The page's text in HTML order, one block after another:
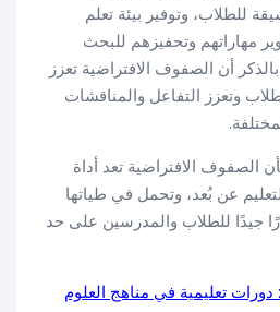
للطلاب، وتوفير بيئة تعلم
مهاراتهم وتحفيزهم للبحث
أن الصفوف الافتراضية تعزز
وتعزز التفاعل والمناقشات
الصفوف الافتراضية تعد أداة
عن بُعد، وتحمل في طياتها
جيدًا للطلاب والمدرسين على حد
دورات تعليمية في مناهج العلوم